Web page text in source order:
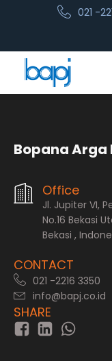
021 -
Bopana
Office
Jl. Jupiter VI,
No.16 Bekasi
Bekasi ,
CONTACT
021 -2216 3350
info@bapj.co.id
SHARE